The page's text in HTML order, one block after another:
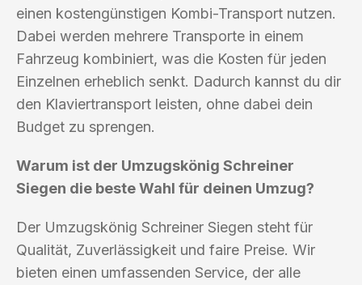
einen kostengünstigen Kombi-Transport nutzen.
Dabei werden mehrere Transporte in einem
Fahrzeug kombiniert, was die Kosten für jeden
Einzelnen erheblich senkt. Dadurch kannst du dir
den Klaviertransport leisten, ohne dabei dein
Budget zu sprengen.
Warum ist der Umzugskönig Schreiner
Siegen die beste Wahl für deinen Umzug?
Der Umzugskönig Schreiner Siegen steht für
Qualität, Zuverlässigkeit und faire Preise. Wir
bieten einen umfassenden Service, der alle